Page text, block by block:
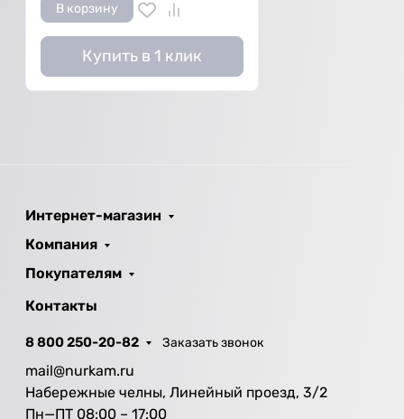
В корзину
Купить в 1 клик
Интернет-магазин
Компания
Покупателям
Контакты
8 800 250-20-82 Заказать звонок
mail@nurkam.ru
Набережные челны, Линейный проезд, 3/2
Пн—ПТ 08:00 – 17:00